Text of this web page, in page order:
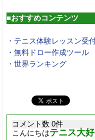
■おすすめコンテンツ
・テニス体験レッスン受
・無料ドロー作成ツール
・世界ランキング
コメント数 0件
こんにちはテニス大